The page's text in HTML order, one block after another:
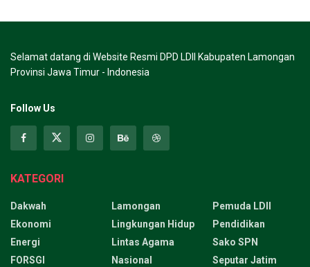
Selamat datang di Website Resmi DPD LDII Kabupaten Lamongan
Provinsi Jawa Timur - Indonesia
Follow Us
KATEGORI
Dakwah
Ekonomi
Energi
FORSGI
Lamongan
Lingkungan Hidup
Lintas Agama
Nasional
Pemuda LDII
Pendidikan
Sako SPN
Seputar Jatim